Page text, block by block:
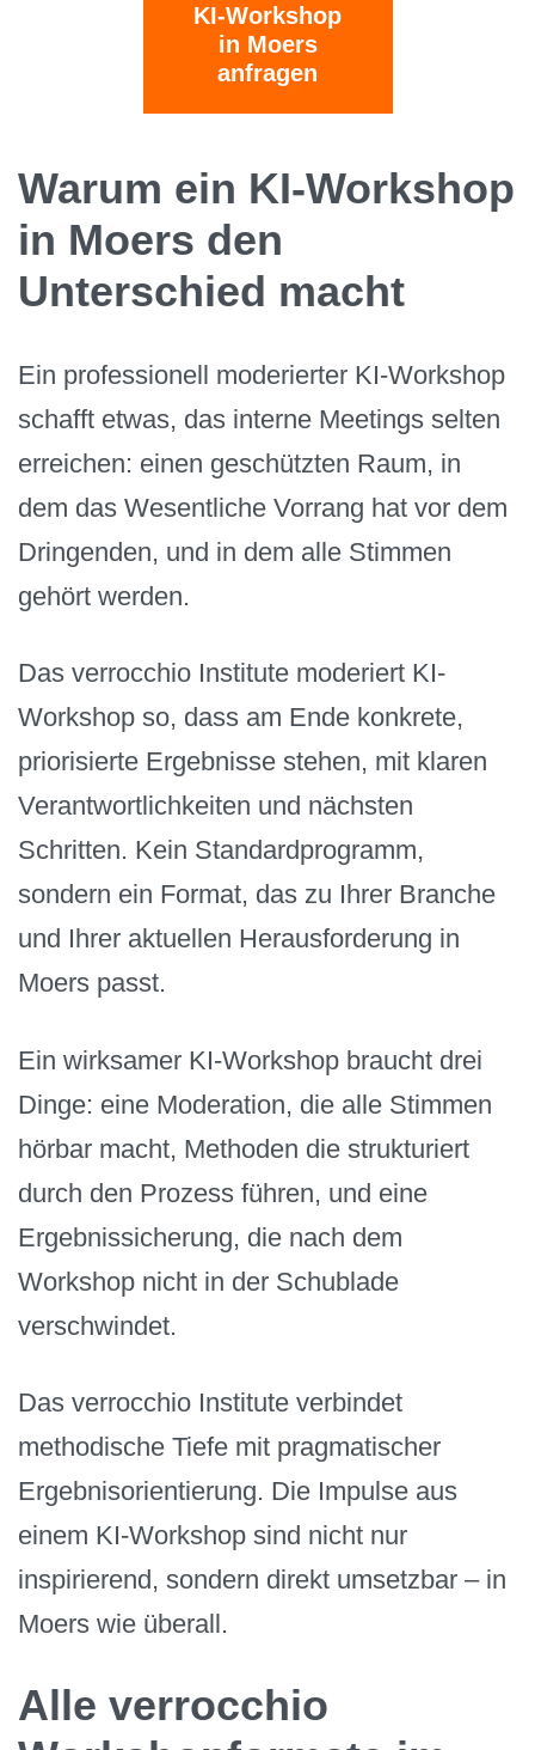
KI-Workshop
in Moers
anfragen
Warum ein KI-Workshop
in Moers den
Unterschied macht
Ein professionell moderierter KI-Workshop
schafft etwas, das interne Meetings selten
erreichen: einen geschützten Raum, in
dem das Wesentliche Vorrang hat vor dem
Dringenden, und in dem alle Stimmen
gehört werden.
Das verrocchio Institute moderiert KI-
Workshop so, dass am Ende konkrete,
priorisierte Ergebnisse stehen, mit klaren
Verantwortlichkeiten und nächsten
Schritten. Kein Standardprogramm,
sondern ein Format, das zu Ihrer Branche
und Ihrer aktuellen Herausforderung in
Moers passt.
Ein wirksamer KI-Workshop braucht drei
Dinge: eine Moderation, die alle Stimmen
hörbar macht, Methoden die strukturiert
durch den Prozess führen, und eine
Ergebnissicherung, die nach dem
Workshop nicht in der Schublade
verschwindet.
Das verrocchio Institute verbindet
methodische Tiefe mit pragmatischer
Ergebnisorientierung. Die Impulse aus
einem KI-Workshop sind nicht nur
inspirierend, sondern direkt umsetzbar – in
Moers wie überall.
Alle verrocchio